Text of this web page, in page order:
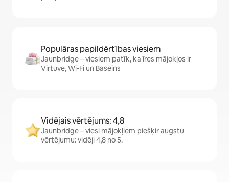
Populāras papildērtības viesiem
Jaunbridge – viesiem patīk, ka īres mājokļos ir
Virtuve, Wi-Fi un Baseins
Vidējais vērtējums: 4,8
Jaunbridge – viesi mājokļiem piešķir augstu
vērtējumu: vidēji 4,8 no 5.